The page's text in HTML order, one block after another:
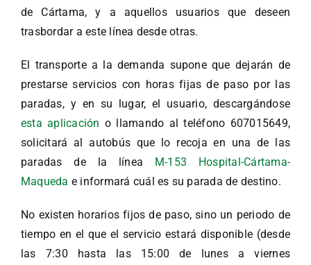
de Cártama, y a aquellos usuarios que deseen
trasbordar a este línea desde otras.
El transporte a la demanda supone que dejarán de
prestarse servicios con horas fijas de paso por las
paradas, y en su lugar, el usuario, descargándose
esta aplicación o llamando al teléfono 607015649,
solicitará al autobús que lo recoja en una de las
paradas de la línea M-153 Hospital-Cártama-
Maqueda e informará cuál es su parada de destino.
No existen horarios fijos de paso, sino un periodo de
tiempo en el que el servicio estará disponible (desde
las 7:30 hasta las 15:00 de lunes a viernes